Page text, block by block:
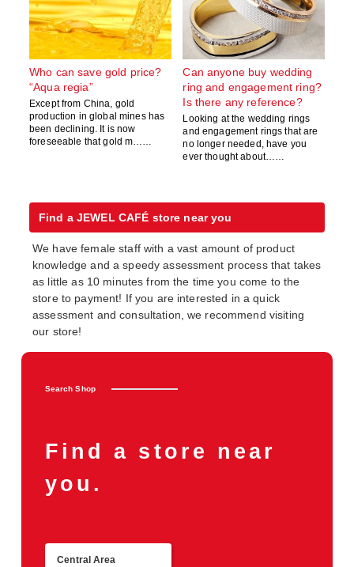
Who can save gold price?
“Aqua regia”
Except from China, gold
production in global mines has
been declining. It is now
foreseeable that gold m……
Can anyone buy wedding
ring and engagement ring?
Is there any reference?
Looking at the wedding rings
and engagement rings that are
no longer needed, have you
ever thought about……
Find a JEWEL CAFÉ store near you
We have female staff with a vast amount of product
knowledge and a speedy assessment process that takes
as little as 10 minutes from the time you come to the
store to payment! If you are interested in a quick
assessment and consultation, we recommend visiting
our store!
Search Shop
Find a store near
you.
Central Area